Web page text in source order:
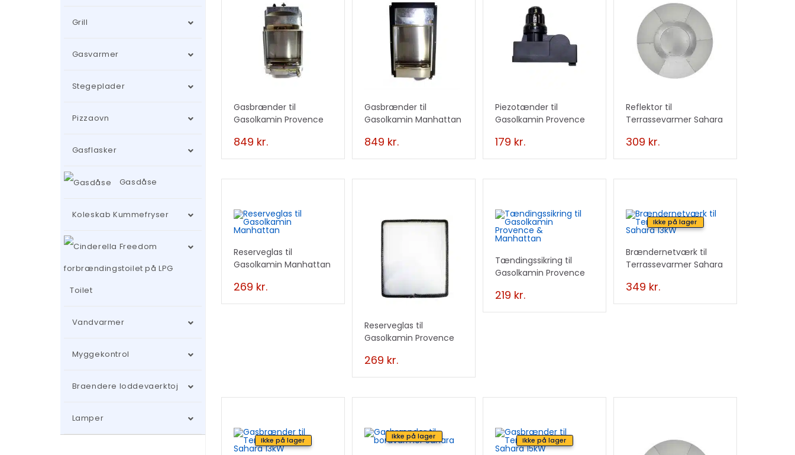
Gasbrænder til
Gasolkamin Provence
849 kr.
Gasbrænder til
Gasolkamin Manhattan
849 kr.
Piezotænder til
Gasolkamin Provence
179 kr.
Reflektor til
Terrassevarmer Sahara
309 kr.
Reserveglas til
Gasolkamin Manhattan
269 kr.
Reserveglas til
Gasolkamin Provence
269 kr.
Tændingssikring til
Gasolkamin Provence
219 kr.
Ikke på lager
Brændernetværk til
Terrassevarmer Sahara
349 kr.
Ikke på lager Ikke på lager Ikke på lager
Grill
Gasvarmer
Stegeplader
Pizzaovn
Gasflasker
Gasdåse
Koleskab Kummefryser
Toilet
Vandvarmer
Myggekontrol
Braendere loddevaerktoj
Lamper